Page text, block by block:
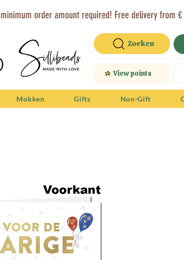
order amount required! Free delivery from €
Zoeken
View points
Mokken Gifts Non-Gift